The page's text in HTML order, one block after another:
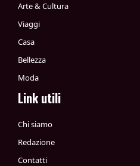
Arte & Cultura
Viaggi
Casa
Bellezza
Moda
Link utili
Chi siamo
Redazione
Contatti